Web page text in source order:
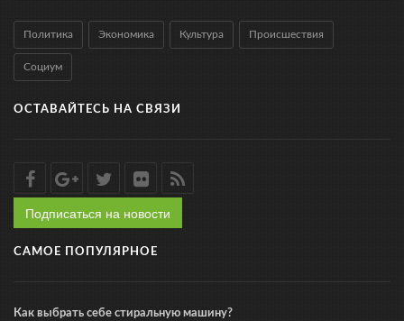
Политика Экономика Культура Происшествия
Социум
ОСТАВАЙТЕСЬ НА СВЯЗИ
Подписаться на новости
САМОЕ ПОПУЛЯРНОЕ
Как выбрать себе стиральную машину?